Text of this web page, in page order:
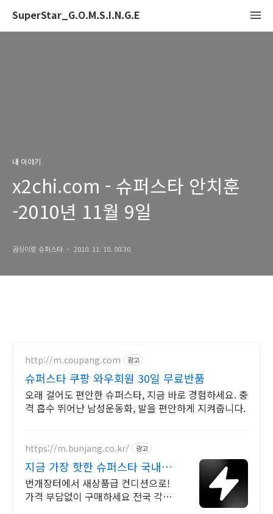
SuperStar_G.O.M.S.I.N.G.E
내 이야기
x2chi.com - 슈퍼스타 안치훈
-2010년 11월 9일
곰싱이랑 슈퍼스타 2010. 11. 10. 00:30
http://m.coupang.com 광고
슈퍼스타 쿠팡 와우회원 30일 무료반품
오래 걸어도 편안한 슈퍼스타, 지금 바로 경험하세요. 충
격 흡수 뛰어난 남성운동화, 발을 편안하게 지켜줍니다.
https://m.bunjang.co.kr/ 광고
지금 가장 핫한 슈퍼스타 국내
최대 브랜드 중고거래
번개장터에서 새상품급 컨디션으로!
가격 부담없이 구매하세요 전국 각지